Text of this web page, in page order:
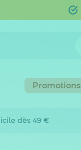
Promotions
dès 49 €